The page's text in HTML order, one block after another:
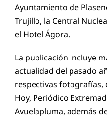
Ayuntamiento de
Trujillo, la Central
el Hotel Ágora.
La publicación incluye
actualidad del pasado
respectivas fotografías,
Hoy, Periódico
Avuelapluma, además